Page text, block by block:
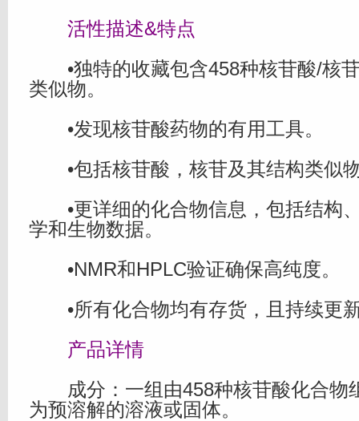
活性描述&特点
•独特的收藏包含458种核苷酸/核
类似物。
•发现核苷酸药物的有用工具。
•包括核苷酸，核苷及其结构类似
•更详细的化合物信息，包括结构
学和生物数据。
•NMR和HPLC验证确保高纯度。
•所有化合物均有存货，且持续更
产品详情
成分：一组由458种核苷酸化合物
为预溶解的溶液或固体。